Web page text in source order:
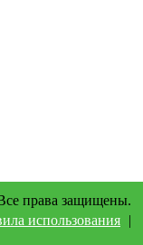
права защищены.
использования |